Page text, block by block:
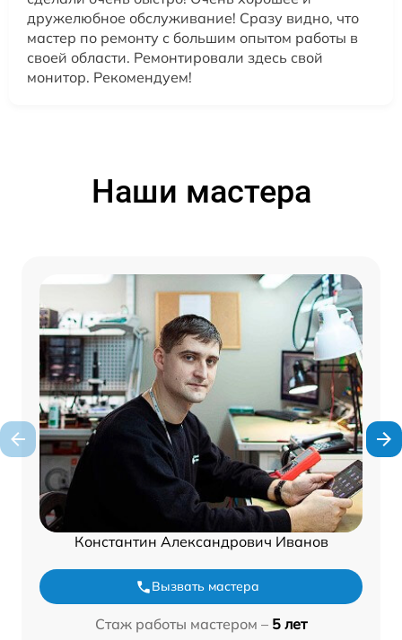
дружелюбное обслуживание! Сразу видно, что
мастер по ремонту с большим опытом работы в
своей области. Ремонтировали здесь свой
монитор. Рекомендуем!
Наши мастера
Константин Александрович Иванов
Вызвать мастера
Стаж работы мастером – 5 лет